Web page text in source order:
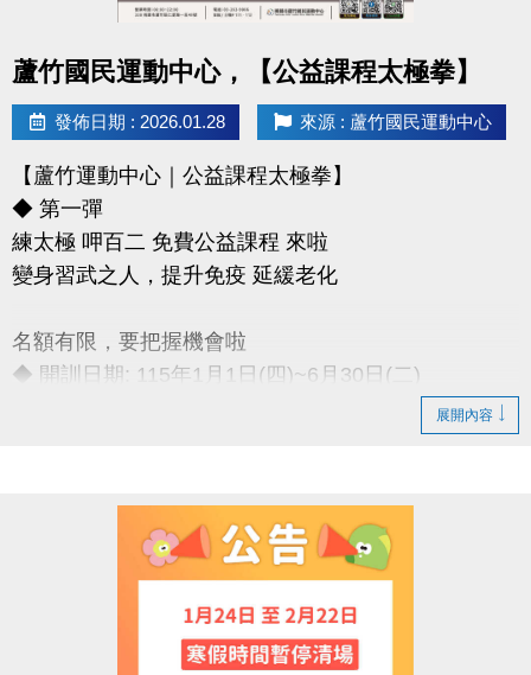
蘆竹國民運動中心，【公益課程太極拳】
發佈日期 : 2026.01.28 來源 : 蘆竹國民運動中心
【蘆竹運動中心｜公益課程太極拳】
◆ 第一彈
練太極 呷百二 免費公益課程 來啦
變身習武之人，提升免疫 延緩老化
名額有限，要把握機會啦
◆ 開訓日期: 115年1月1日(四)~6月30日(二)
◆ 訓練地點: 桃園市蘆竹國民運動中心 三樓綜合球場
-洽詢專線：03-2639066 #115、116
-官網 :
https://www.lzsports.com.tw/zh_TW/news/pageID/1/
-FB : 桃園市蘆竹國民運動中心
展開內容